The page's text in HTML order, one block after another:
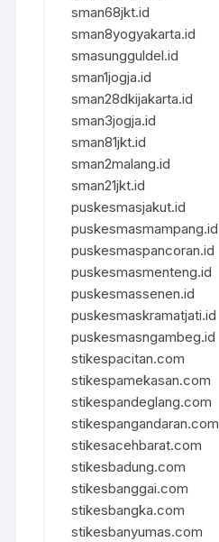
sman68jkt.id
sman8yogyakarta.id
smasungguldel.id
sman1jogja.id
sman28dkijakarta.id
sman3jogja.id
sman81jkt.id
sman2malang.id
sman21jkt.id
puskesmasjakut.id
puskesmasmampang.id
puskesmaspancoran.id
puskesmasmenteng.id
puskesmassenen.id
puskesmaskramatjati.id
puskesmasngambeg.id
stikespacitan.com
stikespamekasan.com
stikespandeglang.com
stikespangandaran.com
stikesacehbarat.com
stikesbadung.com
stikesbanggai.com
stikesbangka.com
stikesbanyumas.com